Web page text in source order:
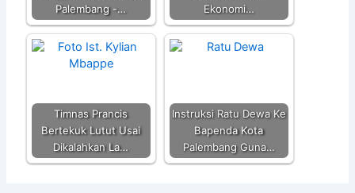
Palembang -…
Ekonomi…
Timnas Prancis
Bertekuk Lutut Usai
Dikalahkan La…
Instruksi Ratu Dewa Ke
Bapenda Kota
Palembang Guna…